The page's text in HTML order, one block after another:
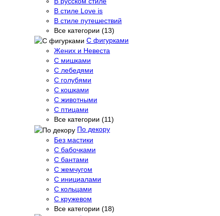
В стиле Love is
В стиле путешествий
Все категории (13)
С фигурками
Жених и Невеста
С мишками
С лебедями
С голубями
С кошками
С животными
С птицами
Все категории (11)
По декору
Без мастики
С бабочками
С бантами
С жемчугом
С инициалами
С кольцами
С кружевом
Все категории (18)